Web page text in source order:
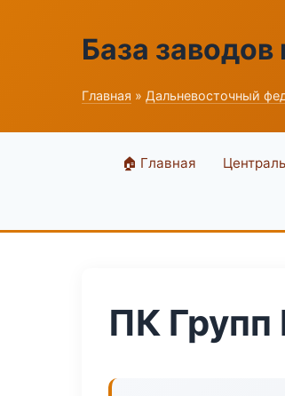
База
Главная » Дальневосточный
🏠 Главная
ПК Групп